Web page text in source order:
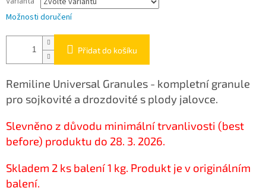
Možnosti doručení
Přidat do košíku
Remiline Universal Granules - kompletní granule
pro sojkovité a drozdovité s plody jalovce.
Slevněno z důvodu minimální trvanlivosti (best
before) produktu do 28. 3. 2026.
Skladem 2 ks balení 1 kg. Produkt je v originálním
balení.